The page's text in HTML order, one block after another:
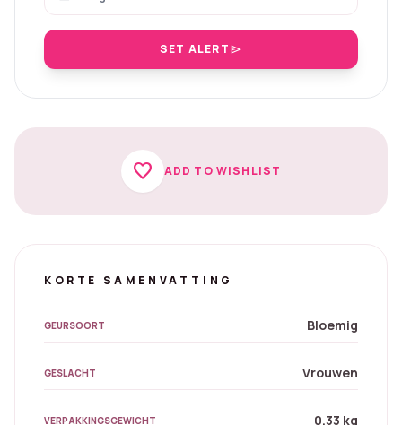
SET ALERTsend
favorite ADD TO WISHLIST
KORTE SAMENVATTING
GEURSOORT Bloemig
GESLACHT Vrouwen
VERPAKKINGSGEWICHT 0.33 kg